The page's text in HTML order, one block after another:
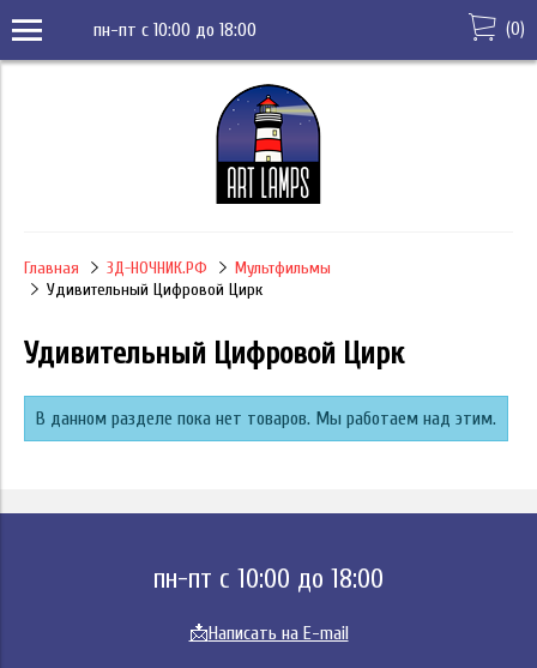
пн-пт с 10:00 до 18:00 (0)
Главная 3Д-НОЧНИК.РФ
Мультфильмы
Удивительный Цифровой Цирк
Удивительный Цифровой Цирк
В данном разделе пока нет товаров. Мы работаем над этим.
пн-пт с 10:00 до 18:00
📩Написать на E-mail